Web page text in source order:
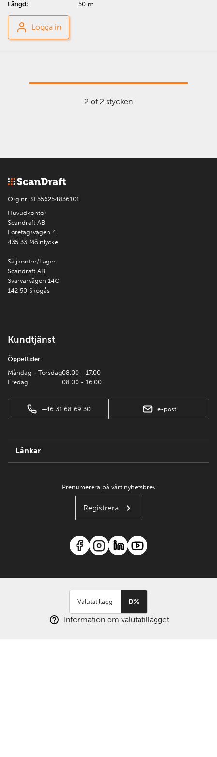
50 m
Logga in
2 of 2 stycken
Org.nr. SE556254836101
Huvudkontor
Scandraft AB
Företagsvägen 4
435 33 Mölnlycke
Säljkontor/Lager
Scandraft AB
Svarvarvägen 14C
142 50 Skogås
Kundtjänst
Öppettider
Måndag - Torsdag
Fredag
08.00 - 17.00
08.00 - 16.00
+46 31 68 69 30 e-post
Länkar
Prenumerera på vårt nyhetsbrev
Registrera
Valutatillägg
0%
Information om valutatillägget